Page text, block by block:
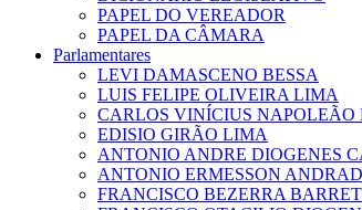
PAPEL DO VEREADOR
PAPEL DA CÂMARA
Parlamentares
LEVI DAMASCENO BESSA
LUIS FELIPE OLIVEIRA LIMA
CARLOS VINÍCIUS NAPOLEÃO
EDISIO GIRÃO LIMA
ANTONIO ANDRE DIOGENES
ANTONIO ERMESSON
FRANCISCO BEZERRA